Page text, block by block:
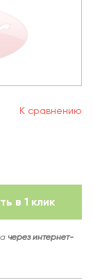
К сравнению
в 1 клик
через интернет-